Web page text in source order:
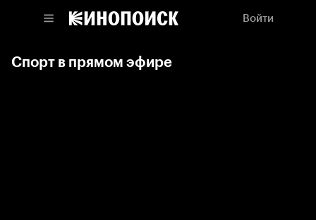
Войти
Спорт в прямом эфире